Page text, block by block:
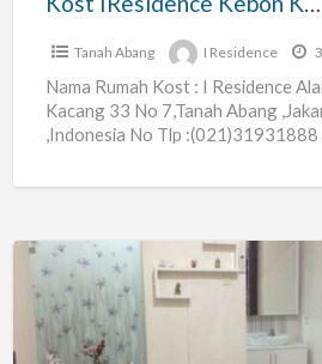
OUB,
Tanah
Abang
Jakarta
Tanah Abang I Residence
Nama Rumah Kost : I Residence
Kacang 33 No 7,Tanah Abang
,Indonesia No Tlp
Kost
CiRosy